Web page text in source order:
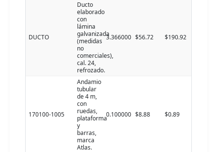
DUCTO
Ducto
elaborado
con
lámina
galvanizada
(medidas
no
comerciales),
cal. 24,
refrozado.
3.366000 $56.72 $190.92
170100-1005
Andamio
tubular
de 4 m,
con
ruedas,
plataforma
y
barras,
marca
Atlas.
0.100000 $8.88 $0.89